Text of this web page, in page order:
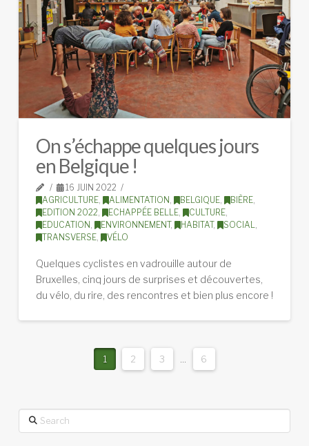
On s’échappe quelques jours
en Belgique !
16 JUIN 2022
AGRICULTURE, ALIMENTATION BELGIQUE, BIÈRE,
EDITION 2022
ECHAPPÉE BELLE, CULTURE,
EDUCATION
ENVIRONNEMENT, HABITAT, SOCIAL
TRANSVERSE, VÉLO
Quelques cyclistes en vadrouille autour de
Bruxelles, cinq jours de surprises et découvertes,
du vélo, du rire, des rencontres et bien plus encore !
1 2 3 6
Search